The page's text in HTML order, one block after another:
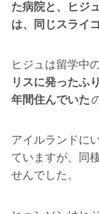
た病院と、ヒジ
は、同じスライ
ヒジュは留学中
リスに発ったふ
年間住んでいた
アイルランドに
ていますが、同
せんでした。